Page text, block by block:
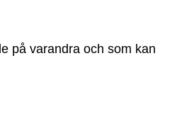
på varandra och som kan